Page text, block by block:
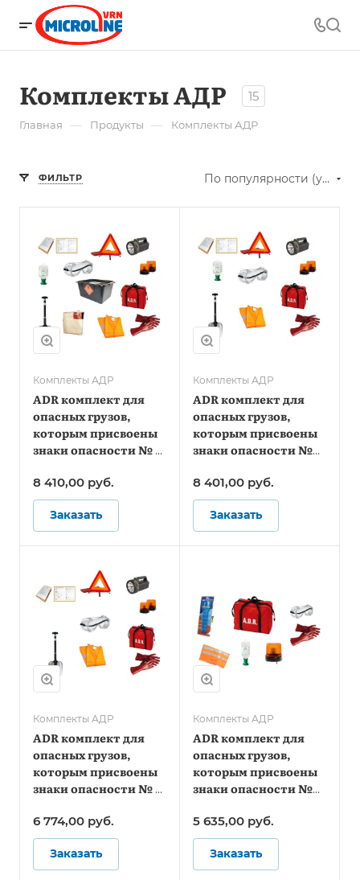
Комплекты АДР 15
Главная — Продукты — Комплекты АДР
ФИЛЬТР По популярности (убывание)
Комплекты АДР
ADR комплект для
опасных грузов,
которым присвоены
знаки опасности № 3,
ДОПОГ)
8 410,00 руб.
Заказать
Комплекты АДР
ADR комплект для
опасных грузов,
которым присвоены
знаки опасности №
ДОПОГ и ТР ТС
018/2011)
8 401,00 руб.
Заказать
Комплекты АДР
ADR комплект для
опасных грузов,
которым присвоены
знаки опасности № 1,
ДОПОГ и ТР ТС
018/2011)
6 774,00 руб.
Заказать
Комплекты АДР
ADR комплект для
опасных грузов,
которым присвоены
знаки опасности №
ДОПОГ)
5 635,00 руб.
Заказать